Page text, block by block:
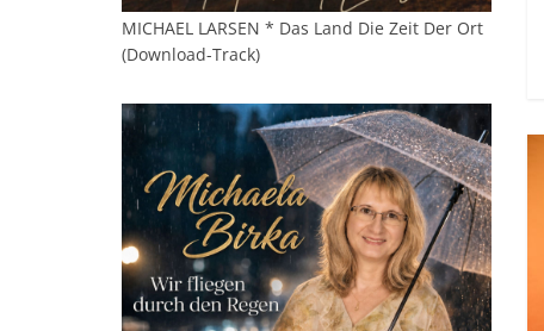
MICHAEL LARSEN * Das Land Die Zeit Der Ort
(Download-Track)